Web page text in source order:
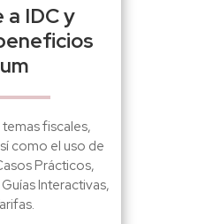
IDC y
fiscales,
como el uso de
Prácticos,
Interactivas,